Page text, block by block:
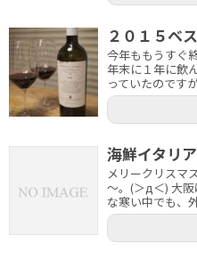
２０１５ベ
今年ももうすぐ
年末に１年に飲
っていたのです
海鮮イタリ
メリークリスマ
～。(＞д＜) 大
な寒い中でも、